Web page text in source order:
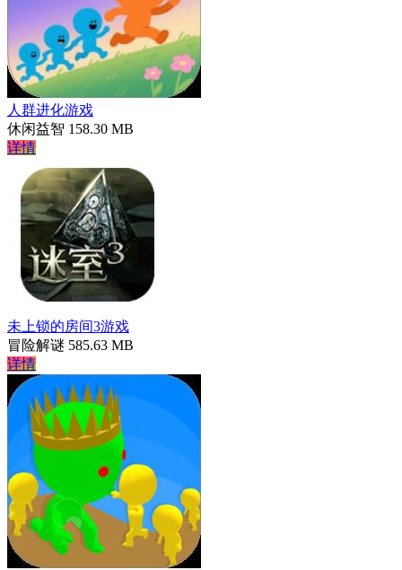
人群进化游戏
休闲益智 158.30 MB
详情
未上锁的房间3游戏
冒险解谜 585.63 MB
详情